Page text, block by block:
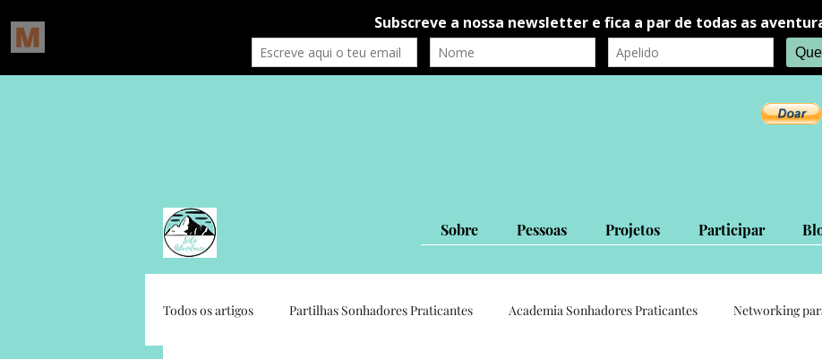
Sobre Pessoas Projetos Participar
Todos os artigos Partilhas Sonhadores Praticantes Academia Sonhadores Praticantes Networking